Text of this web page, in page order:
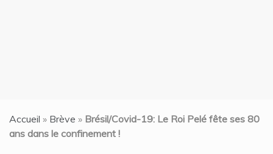
Accueil » Brève » Brésil/Covid-19: Le Roi Pelé fête ses 80
ans dans le confinement !